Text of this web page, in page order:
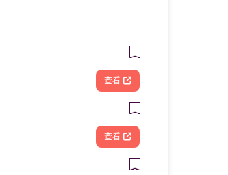
查看
查看